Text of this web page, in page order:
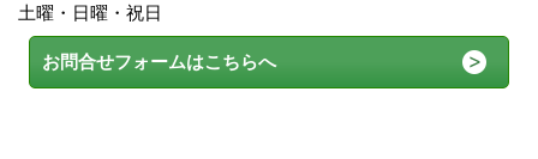
土曜・日曜・祝日
お問合せフォームはこちらへ